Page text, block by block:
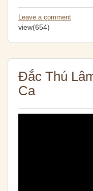
Leave a comment
view(654)
Đắc Thú
Ca